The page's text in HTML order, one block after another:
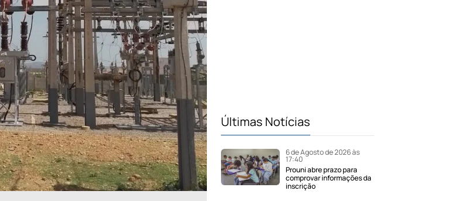
Últimas Notícias
6 de Agosto de 2026 às
17:40
Prouni abre prazo para
comprovar informações da
inscrição